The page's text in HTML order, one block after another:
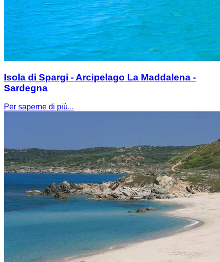
Isola di Spargi - Arcipelago La Maddalena -
Sardegna
Per saperne di più...